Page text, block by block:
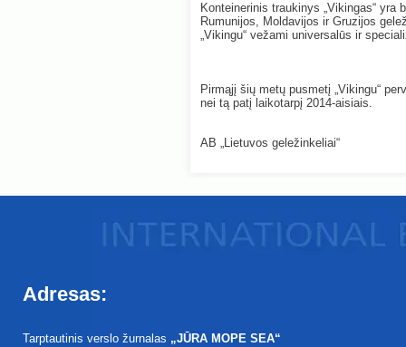
Konteinerinis traukinys „Vikingas“
Rumunijos, Moldavijos ir Gruzijos
„Vikingu“ vežami universalūs ir
Pirmąjį šių metų pusmetį „Vikingu“
nei tą patį laikotarpį 2014-aisiais.
AB „Lietuvos geležinkeliai“
Adresas:
Tarptautinis verslo žurnalas „JŪRA MOPE SEA“